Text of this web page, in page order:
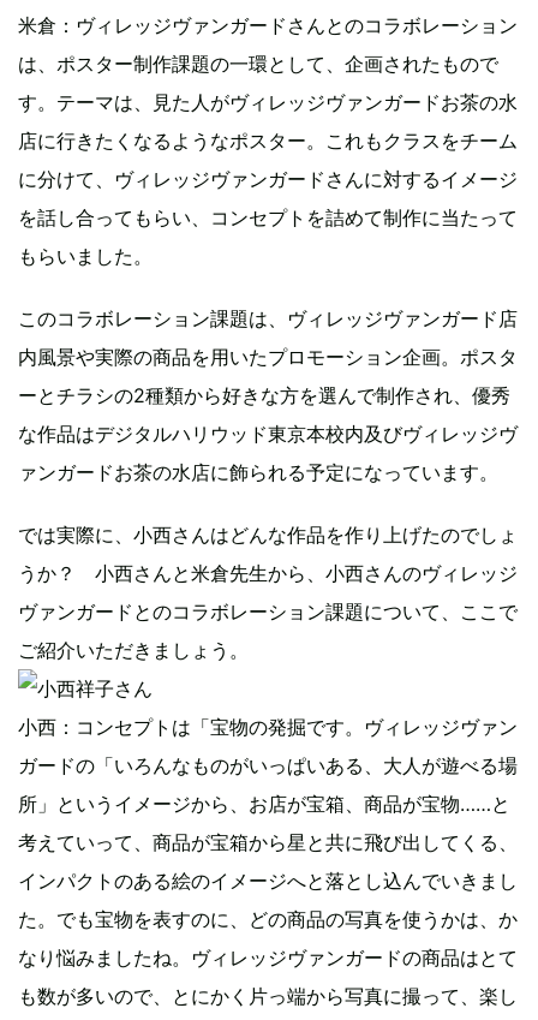
米倉：ヴィレッジヴァンガードさんとのコラボレーション
は、ポスター制作課題の一環として、企画されたもので
す。テーマは、見た人がヴィレッジヴァンガードお茶の水
店に行きたくなるようなポスター。これもクラスをチーム
に分けて、ヴィレッジヴァンガードさんに対するイメージ
を話し合ってもらい、コンセプトを詰めて制作に当たって
もらいました。
このコラボレーション課題は、ヴィレッジヴァンガード店
内風景や実際の商品を用いたプロモーション企画。ポスタ
ーとチラシの2種類から好きな方を選んで制作され、優秀
な作品はデジタルハリウッド東京本校内及びヴィレッジヴ
ァンガードお茶の水店に飾られる予定になっています。
では実際に、小西さんはどんな作品を作り上げたのでしょ
うか？ 小西さんと米倉先生から、小西さんのヴィレッジ
ヴァンガードとのコラボレーション課題について、ここで
ご紹介いただきましょう。
小西：コンセプトは「宝物の発掘です。ヴィレッジヴァン
ガードの「いろんなものがいっぱいある、大人が遊べる場
所」というイメージから、お店が宝箱、商品が宝物……と
考えていって、商品が宝箱から星と共に飛び出してくる、
インパクトのある絵のイメージへと落とし込んでいきまし
た。でも宝物を表すのに、どの商品の写真を使うかは、か
なり悩みましたね。ヴィレッジヴァンガードの商品はとて
も数が多いので、とにかく片っ端から写真に撮って、楽し